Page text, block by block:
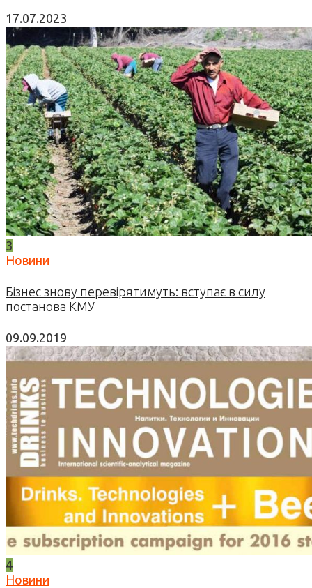
17.07.2023
3
Новини
Бізнес знову перевірятимуть: вступає в силу
постанова КМУ
09.09.2019
4
Новини